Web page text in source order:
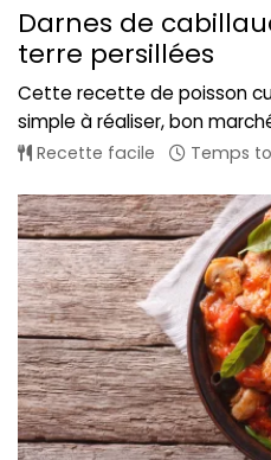
Darnes de
terre persillées
Cette recette de poisson
simple à réaliser, bon
Recette facile Temps